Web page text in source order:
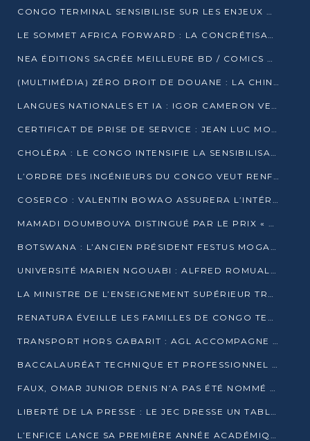
CONGO TERMINAL SENSIBILISE SUR LES ENJEUX DE LA SANTÉ MENTALE EN
LE SOMMET AFRICA FORWARD : LA CONCRÉTISATION DE PARTENARIATS ÉQUILIBRÉS ET TOURNÉS VERS L’AVENIR ENTRE LE CONTINENT AFRICAIN ET LA FRANCE
NEA ÉDITIONS SACRÉE MEILLEURE BD / COMICS D’AFRIQUE AU KENYA
(MULTIMÉDIA) ZÉRO DROIT DE DOUANE : LA CHINE ET L’AFRIQUE VERS UNE PROXIMITÉ SANS PRÉCÉDENT (PAPIER GÉNÉRAL)
LANGUES NATIONALES ET IA : IGOR CAMERON VEUT ARRIMER LA STRATÉGIE IA À LA LOI SUR LA RECHERCHE
CERTIFICAT DE PRISE DE SERVICE : JEAN LUC MOUTHOU DÉMENT UNE « FAKE NEWS »
CHOLÉRA : LE CONGO INTENSIFIE LA SENSIBILISATION AU MARCHÉ DE TALANGAÏ
L’ORDRE DES INGÉNIEURS DU CONGO VEUT RENFORCER L’ÉTHIQUE ET LA CRÉDIBILITÉ DE LA PROFESSION
COSERCO : VALENTIN BOWAO ASSURERA L’INTÉRIM À LA TÊTE DU BUREAU EXÉCUTIF NATIONAL
MAMADI DOUMBOUYA DISTINGUÉ PAR LE PRIX « SUPER GRAND BÂTISSEUR BABACAR N’DIAYE »
BOTSWANA : L’ANCIEN PRÉSIDENT FESTUS MOGAE EST MORT À 86 ANS
UNIVERSITÉ MARIEN NGOUABI : ALFRED ROMUALD NGUYA POATY SOUTIENT UNE THÈSE SUR LE PARADOXE DE LA CROISSANCE EN ZONE CEMAC
LA MINISTRE DE L’ENSEIGNEMENT SUPÉRIEUR TRACE SA FEUILLE DE ROUTE
RENATURA ÉVEILLE LES FAMILLES DE CONGO TERMINAL À LA PROTECTION DE L’ENVIRONNEMENT
TRANSPORT HORS GABARIT : AGL ACCOMPAGNE LE DÉVELOPPEMENT DU SECTEUR BRASSICOLE AU CONGO
BACCALAURÉAT TECHNIQUE ET PROFESSIONNEL : 16 352 CANDIDATS LANCÉS DANS LES ÉPREUVES D’EPS
FAUX, OMAR JUNIOR DENIS N’A PAS ÉTÉ NOMMÉ AIDE DE CAMP ADJOINT DE DENIS SASSOU NGUESSO
LIBERTÉ DE LA PRESSE : LE JEC DRESSE UN TABLEAU PRÉOCCUPANT AU CONGO
L’ENFICE LANCE SA PREMIÈRE ANNÉE ACADÉMIQUE AVEC 100 FUTURS ENSEIGNANTS